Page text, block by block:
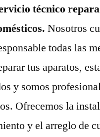
técnico
Nosotros
todas las
tus aparatos,
y somos
Ofrecemos la
y el arreglo de